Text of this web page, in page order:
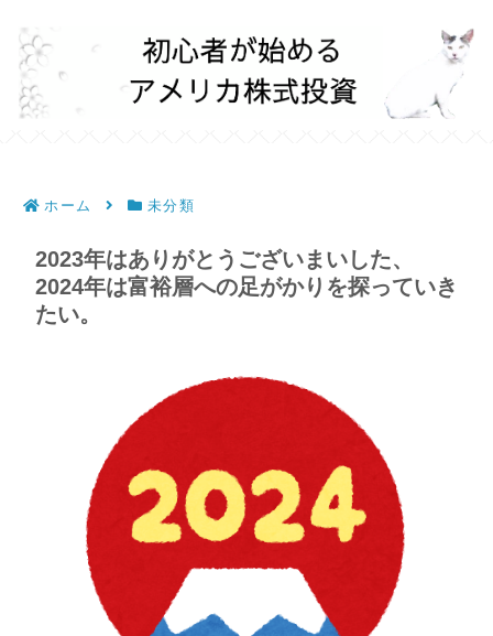
ホーム 未分類
2023年はありがとうございまいした、
2024年は富裕層への足がかりを探っていき
たい。